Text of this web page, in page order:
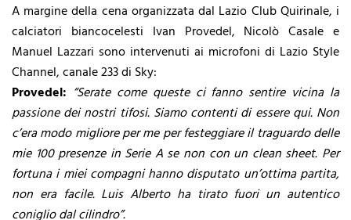
A margine della cena organizzata dal Lazio Club Quirinale, i
calciatori biancocelesti Ivan Provedel, Nicolò Casale e
Manuel Lazzari sono intervenuti ai microfoni di Lazio Style
Channel, canale 233 di Sky:
Provedel: “Serate come queste ci fanno sentire vicina la
passione dei nostri tifosi. Siamo contenti di essere qui. Non
c’era modo migliore per me per festeggiare il traguardo delle
mie 100 presenze in Serie A se non con un clean sheet. Per
fortuna i miei compagni hanno disputato un’ottima partita,
non era facile. Luis Alberto ha tirato fuori un autentico
coniglio dal cilindro”.